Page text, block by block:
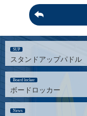
SUP
スタンドアップパドル
Board locker
ボードロッカー
News